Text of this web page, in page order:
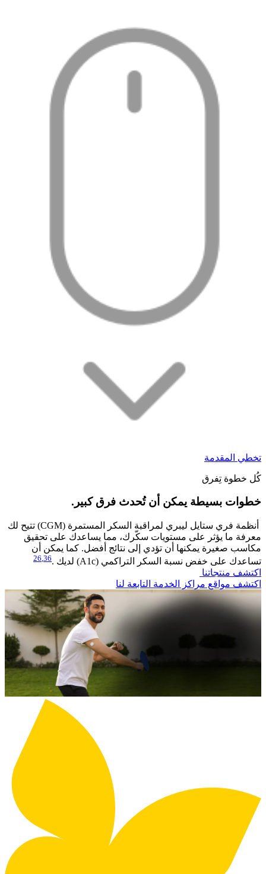
تخطي المقدمة
كُل خطوة تِفرق
خطوات بسيطة يمكن أن تُحدث فرق كبير.​
أنظمة فري ستايل ليبري لمراقبة السكر المستمرة (CGM) تتيح لك
معرفة ما يؤثر على مستويات سكّرك، مما يساعدك على تحقيق
مكاسب صغيرة يمكنها أن تؤدي إلى نتائج أفضل. كما يمكن أن
تساعدك على خفض نسبة السكر التراكمي (A1c) لديك .
26 36
اكتشف منتجاتنا
اكتشف مواقع مراكز الخدمة التابعة لنا​